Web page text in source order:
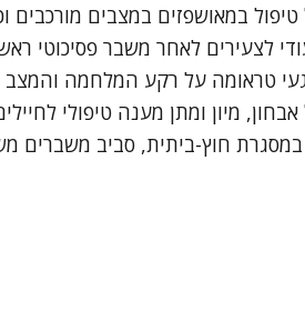
טיפול במאושפזים במצבים
לצעירים לאחר משבר פסיכוטי
טראומה על רקע המלחמה והמצב
מיון ומתן מענה טיפולי
חוץ-ביתית, סביב משברים